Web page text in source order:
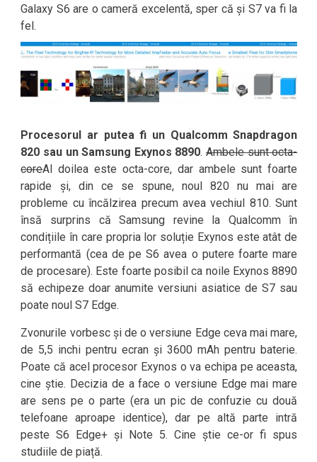
Galaxy S6 are o cameră excelentă, sper că și S7 va fi la
fel.
Procesorul ar putea fi un Qualcomm Snapdragon
820 sau un Samsung Exynos 8890.Ambele sunt octa-
coreAl doilea este octa-core, dar ambele sunt foarte
rapide și, din ce se spune, noul 820 nu mai are
probleme cu încălzirea precum avea vechiul 810. Sunt
însă surprins că Samsung revine la Qualcomm în
condițiile în care propria lor soluție Exynos este atât de
performantă (cea de pe S6 avea o putere foarte mare
de procesare). Este foarte posibil ca noile Exynos 8890
să echipeze doar anumite versiuni asiatice de S7 sau
poate noul S7 Edge.
Zvonurile vorbesc și de o versiune Edge ceva mai mare,
de 5,5 inchi pentru ecran și 3600 mAh pentru baterie.
Poate că acel procesor Exynos o va echipa pe aceasta,
cine știe. Decizia de a face o versiune Edge mai mare
are sens pe o parte (era un pic de confuzie cu două
telefoane aproape identice), dar pe altă parte intră
peste S6 Edge+ și Note 5. Cine știe ce-or fi spus
studiile de piață.